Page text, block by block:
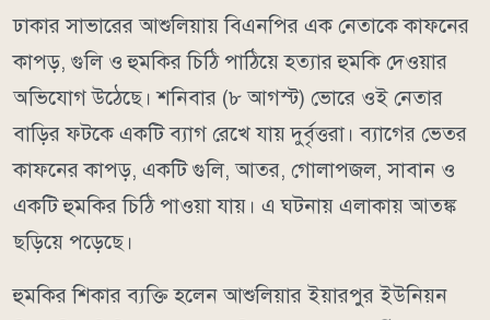
ঢাকার সাভারের আশুলিয়ায় বিএনপির এক নেতাকে কাফনের
কাপড়, গুলি ও হুমকির চিঠি পাঠিয়ে হত্যার হুমকি দেওয়ার
অভিযোগ উঠেছে। শনিবার (৮ আগস্ট) ভোরে ওই নেতার
বাড়ির ফটকে একটি ব্যাগ রেখে যায় দুর্বৃত্তরা। ব্যাগের ভেতর
কাফনের কাপড়, একটি গুলি, আতর, গোলাপজল, সাবান ও
একটি হুমকির চিঠি পাওয়া যায়। এ ঘটনায় এলাকায় আতঙ্ক
ছড়িয়ে পড়েছে।
হুমকির শিকার ব্যক্তি হলেন আশুলিয়ার ইয়ারপুর ইউনিয়ন